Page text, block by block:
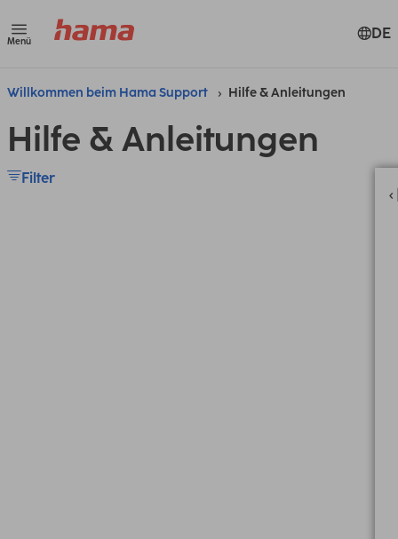
Menü DE
Willkommen beim Hama Support Hilfe & Anleitungen
Hilfe & Anleitungen
Filter